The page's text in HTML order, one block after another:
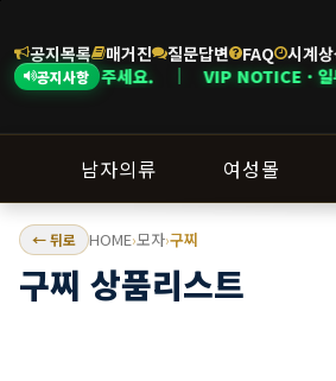
공지목록 매거진 질문답변 FAQ 시계상
공지사항
· 일부 상품은 회원 등급 및 이벤트
남자의류 여성몰
← 뒤로 HOME›모자›구찌
구찌 상품리스트